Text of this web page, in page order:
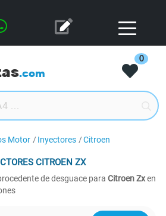
.com
0
Motor Inyectores Citroen
CITROEN ZX
de desguace para Citroen Zxen